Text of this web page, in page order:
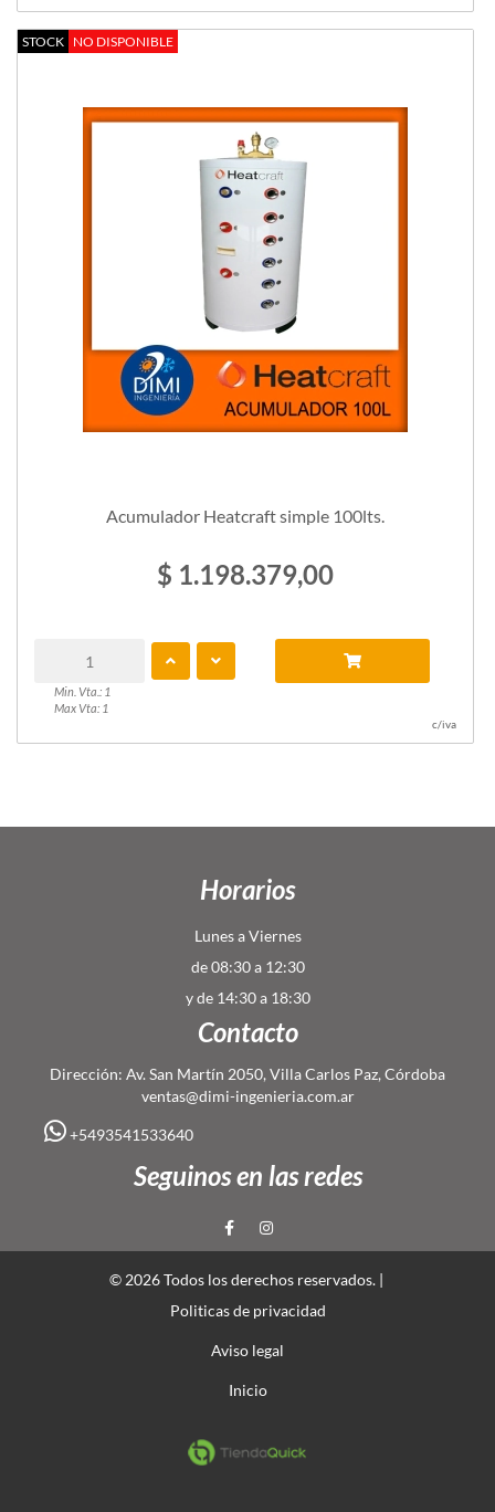
STOCK NO DISPONIBLE
Acumulador Heatcraft simple 100lts.
$ 1.198.379,00
Min. Vta.: 1
Max Vta: 1
c/iva
Horarios
Lunes a Viernes
de 08:30 a 12:30
y de 14:30 a 18:30
Contacto
Dirección: Av. San Martín 2050, Villa Carlos Paz, Córdoba
ventas@dimi-ingenieria.com.ar
+5493541533640
Seguinos en las redes
© 2026 Todos los derechos reservados. |
Politicas de privacidad
Aviso legal
Inicio